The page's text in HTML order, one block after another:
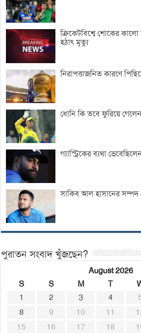
ক্রিকেটবিশ্বে শোকের কালো
হঠাৎ মৃত্যু
নিরাপত্তাজনিত কারণে
ধোনি কি তবে ফুরিয়ে গেলেন
গ্যাস্ট্রিকের ব্যথা
সাকিব আল হাসানের সম্পদ
পুরাতন সংবাদ খুঁজছেন?
August 2026
S
S M T
1
2 3 4
8
9 10 11
15
16 17 18